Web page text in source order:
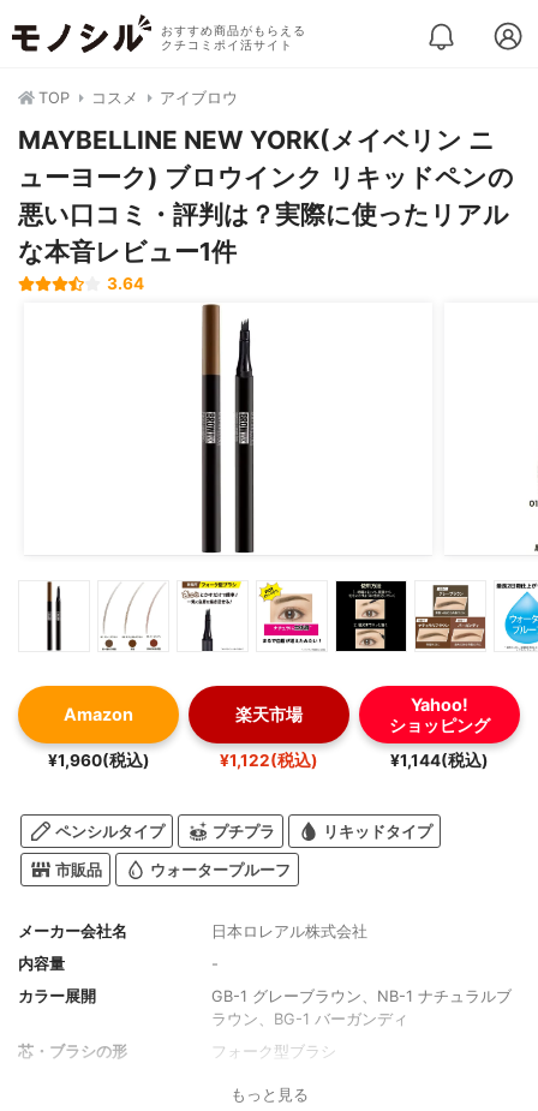
おすすめ商品がもらえる
クチコミポイ活サイト
TOP コスメ アイブロウ
MAYBELLINE NEW YORK(メイベリン ニ
ューヨーク) ブロウインク リキッドペンの
悪い口コミ・評判は？実際に使ったリアル
な本音レビュー1件
3.64
Amazon
¥1,960(税込)
楽天市場
¥1,122(税込)
Yahoo!
ショッピング
¥1,144(税込)
ペンシルタイプ プチプラ リキッドタイプ
市販品 ウォータープルーフ
メーカー会社名
日本ロレアル株式会社
内容量
-
カラー展開
GB-1 グレーブラウン、NB-1 ナチュラルブ
ラウン、BG-1 バーガンディ
芯・ブラシの形
フォーク型ブラシ
もっと見る